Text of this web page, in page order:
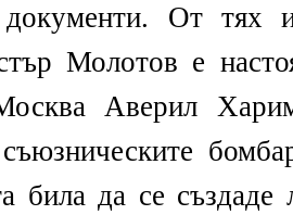
документи. От тях
Молотов е
Аверил
била да се